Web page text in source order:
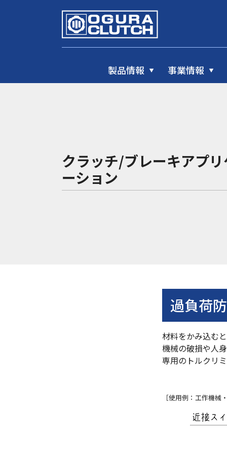
製品情報 事業情報
クラッチ/ブレーキアプ
ーション
過負荷
材料をかみ込む
機械の破損や人
専用のトルクリ
［使用例：工作機械